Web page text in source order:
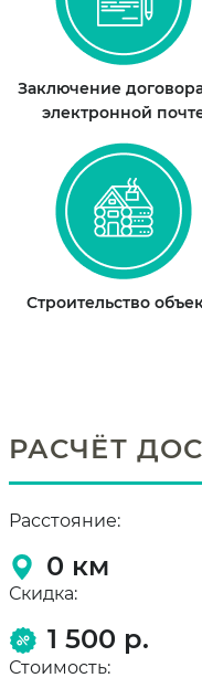
Заключение
электронной
Строительство
РАСЧЁТ
Расстояние:
0 км
Скидка:
1 500 р.
Стоимость: